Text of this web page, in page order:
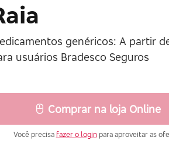
genéricos: A partir
usuários Bradesco Seguros
Comprar na loja Online
Você precisa fazer o loginpara aproveitar as